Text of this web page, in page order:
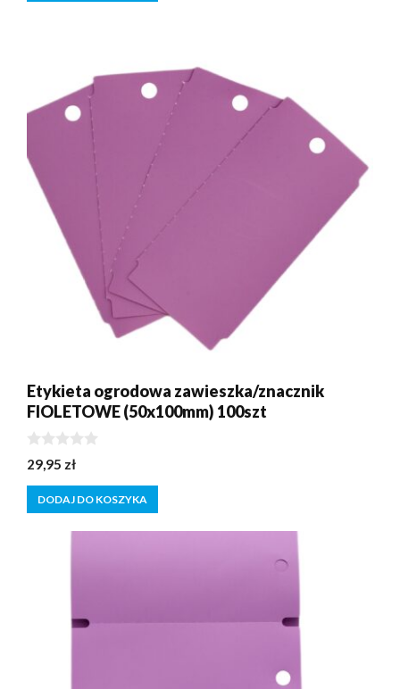
Etykieta ogrodowa zawieszka/znacznik
FIOLETOWE (50x100mm) 100szt
0
z
5
29,95 zł
DODAJ DO KOSZYKA